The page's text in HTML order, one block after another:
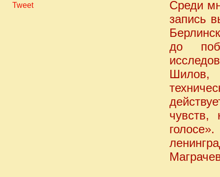
Tweet
Среди
запись
до
Шилов,